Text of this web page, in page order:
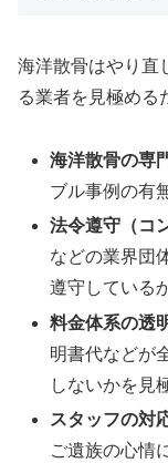
海洋散骨はやり直
る業者を見極める
海洋散骨の専
ブル事例の有
法令遵守（コ
などの業界団
遵守している
料金体系の透
明書代などが
しないかを見
スタッフの対
ご遺族の心情